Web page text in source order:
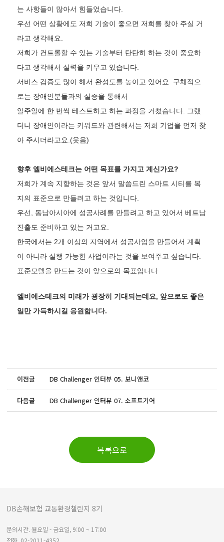
는 사항들이 많아서 힘들었습니다.
우선 어떤 상황에도 저희 기술이 좋으면 저희를 찾아 주실 거
라고 생각해요.
저희가 컨트롤할 수 있는 기술부터 탄탄히 하는 것이 중요하
다고 생각해서 실력을 키우고 있습니다.
서비스 검증도 많이 해서 완성도를 높이고 있어요. 구체적으
로는 장애인분들과의 실증을 통해서
일주일에 한 번씩 테스트하고 하는 과정을 거쳤습니다. 그랬
더니 장애인이라는 키워드와 관련해서는 저희 기업을 먼저 찾
아 주시더라고요.(웃음)
향후 엘비에스테크는 어떤 목표를 가지고 계신가요?
저희가 계속 지향하는 것은 앞서 말씀드린 스마트 시티를 복
지의 표준으로 만들려고 하는 것입니다.
우선, 동남아시아에 성공사례를 만들려고 하고 있어서 베트남
진출도 준비하고 있는 거고요.
한국에서는 2개 이상의 지역에서 성공사업을 만들어서 계획
이 아니라 실행 가능한 사업이라는 것을 보여주고 싶습니다.
표준모델을 만드는 것이 앞으로의 목표입니다.
엘비에스테크의 미래가 굉장히 기대되는데요, 앞으로도 좋은
일만 가득하시길 응원합니다.
이전글 DB Challenger 인터뷰 05. 보니앤코
다음글 DB Challenger 인터뷰 07. 소프트기어
목록으로
DB손해보험 교통환경챌린지 8기
문의시간. 월요일 - 금요일, 9:00 ~ 17:00
전화. 02-2011-4352